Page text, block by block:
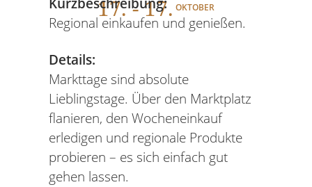
17. - 17. OKTOBER
Regional einkaufen und genießen.
Details:
Markttage sind absolute
Lieblingstage. Über den Marktplatz
flanieren, den Wocheneinkauf
erledigen und regionale Produkte
probieren – es sich einfach gut
gehen lassen.